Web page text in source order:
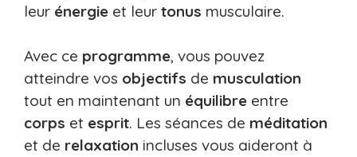
leur énergie et leur tonus musculaire.
Avec ce programme, vous pouvez
atteindre vos objectifs de musculation
tout en maintenant un équilibre entre
corps et esprit. Les séances de méditation
et de relaxation incluses vous aideront à